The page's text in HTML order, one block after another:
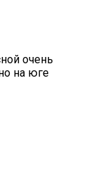
очень
на юге